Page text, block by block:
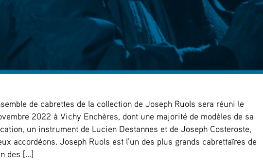
de cabrettes de la collection de Joseph Ruols sera réuni le
2022 à Vichy Enchères, dont une majorité de modèles de sa
un instrument de Lucien Destannes et de Joseph Costeroste,
accordéons. Joseph Ruols est l’un des plus grands cabrettaïres de
des […]